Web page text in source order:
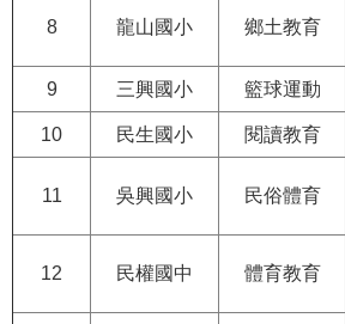
資
開
件
8 龍山國小 鄉土教育
9 三興國小 籃球運動
10 民生國小 閱讀教育
11 吳興國小 民俗體育
12 民權國中 體育教育